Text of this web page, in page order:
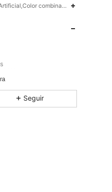
combinado
69K
69K
69K
69K
Seguir